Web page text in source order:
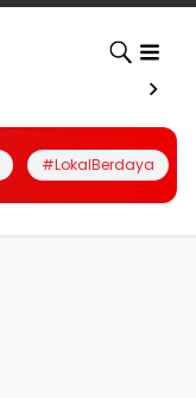
#LokalBerdaya